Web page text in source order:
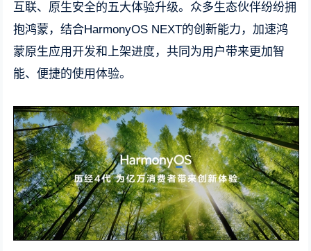
互联、原生安全的五大体验升级。众多生态伙伴纷纷拥
抱鸿蒙，结合HarmonyOS NEXT的创新能力，加速鸿
蒙原生应用开发和上架进度，共同为用户带来更加智
能、便捷的使用体验。